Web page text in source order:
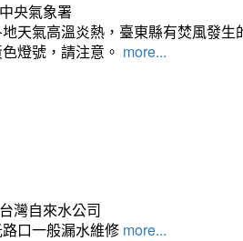
央氣象署
天氣高溫炎熱，臺東縣有焚風發
燈號，請注意。 more...
灣自來水公司
口一般漏水維修 more...